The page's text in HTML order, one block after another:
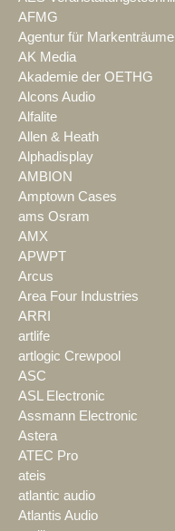
AFMG
Agentur für Markenträume
AK Media
Akademie der OETHG
Alcons Audio
Alfalite
Allen & Heath
Alphadisplay
AMBION
Amptown Cases
ams Osram
AMX
APWPT
Arcus
Area Four Industries
ARRI
artlife
artlogic Crewpool
ASC
ASL Electronic
Assmann Electronic
Astera
ATEC Pro
ateis
atlantic audio
Atlantis Audio